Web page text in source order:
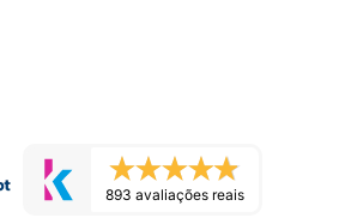
893 avaliações reais